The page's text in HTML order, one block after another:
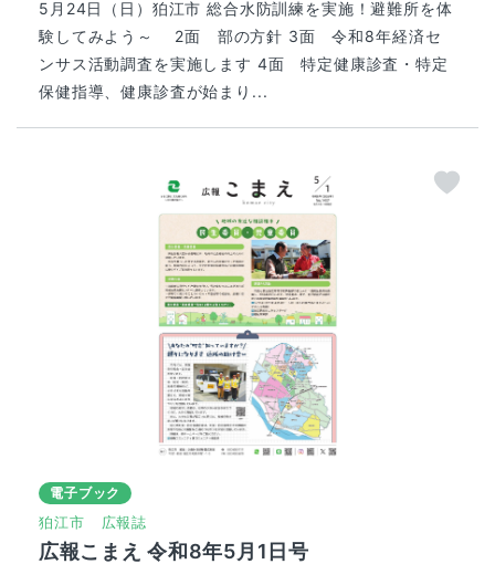
5月24日（日）狛江市 総合水防訓練を実施！避難所を体
験してみよう～ 2面 部の方針 3面 令和8年経済セ
ンサス活動調査を実施します 4面 特定健康診査・特定
保健指導、健康診査が始まり...
電子ブック
狛江市 広報誌
広報こまえ 令和8年5月1日号